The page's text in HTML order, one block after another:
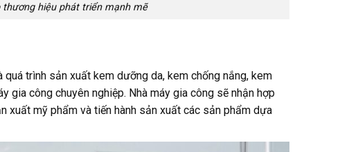
thương hiệu phát triển mạnh mẽ
trình sản xuất kem dưỡng da, kem chống nắng, kem
gia công chuyên nghiệp. Nhà máy gia công sẽ nhận hợp
xuất mỹ phẩm và tiến hành sản xuất các sản phẩm dựa